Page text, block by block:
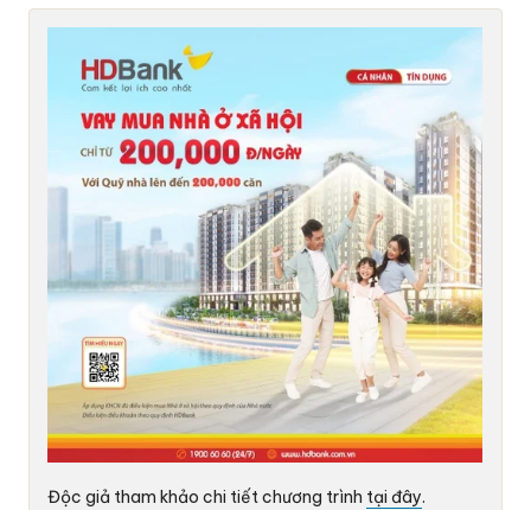
Độc giả tham khảo chi tiết chương trình tại đây.